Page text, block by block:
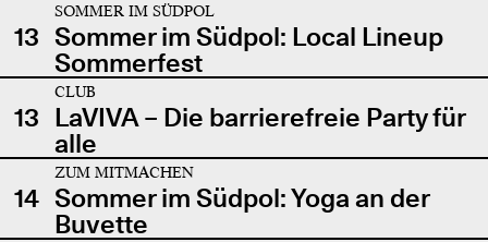
13
SOMMER IM SÜDPOL
Sommer im Südpol: Local Lineup
Sommerfest
13
CLUB
LaVIVA – Die barrierefreie Party für
alle
14
ZUM MITMACHEN
Sommer im Südpol: Yoga an der
Buvette